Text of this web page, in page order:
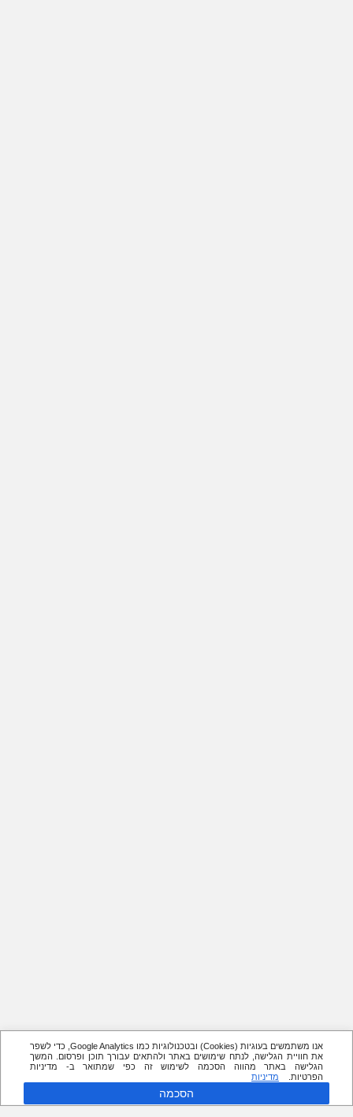
אנו משתמשים בעוגיות (Cookies) ובטכנולוגיות כמו Google Analytics, כדי לשפר
את חוויית הגלישה, לנתח שימושים באתר ולהתאים עבורך תוכן ופרסום. המשך
הגלישה באתר מהווה הסכמה לשימוש זה כפי שמתואר ב- מדיניות
הפרטיות.
מדיניות
הסכמה